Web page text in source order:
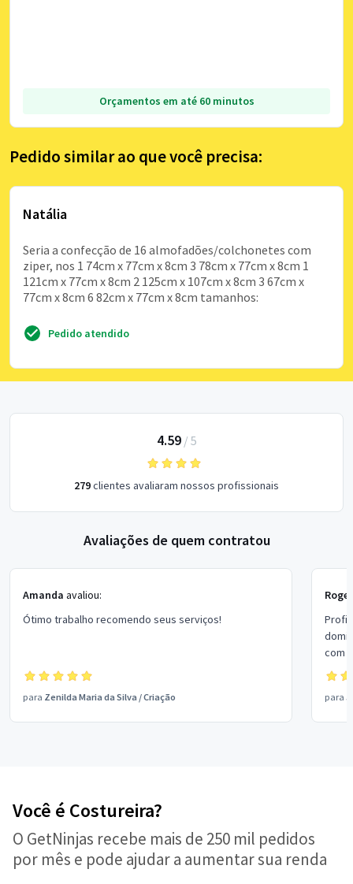
Orçamentos em até 60 minutos
Pedido similar ao que você precisa:
Natália
Seria a confecção de 16 almofadões/colchonetes com
ziper, nos 1 74cm x 77cm x 8cm 3 78cm x 77cm x 8cm 1
121cm x 77cm x 8cm 2 125cm x 107cm x 8cm 3 67cm x
77cm x 8cm 6 82cm x 77cm x 8cm tamanhos:
Pedido atendido
4.59/ 5
279clientes avaliaram nossos profissionais
Avaliações de quem contratou
Amanda avaliou:
Ótimo trabalho recomendo seus serviços!
para Zenilda Maria da Silva /Criação
com
para
Você é Costureira?
O GetNinjas recebe mais de 250 mil pedidos
por mês e pode ajudar a aumentar sua renda